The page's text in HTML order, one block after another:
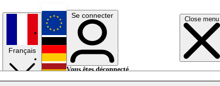
Close menu
Français
English
Deutsch
Se connecter
Vous êtes déconnecté.